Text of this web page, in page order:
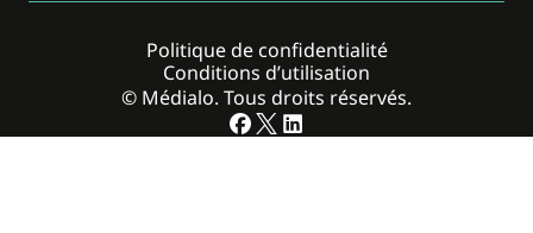
© Médialo. Tous droits réservés.
Politique de confidentialité
Conditions d’utilisation